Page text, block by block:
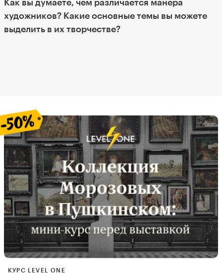
Как вы думаете, чем различается манера
художников? Какие основные темы вы можете
выделить в их творчестве?
КУРС LEVEL ONE